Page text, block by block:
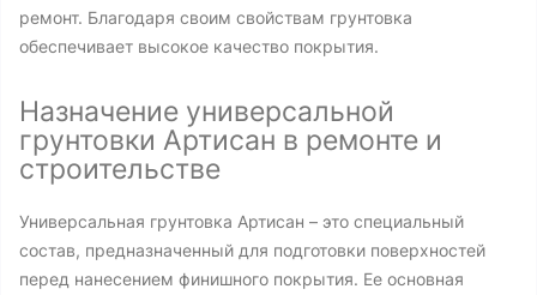
ремонт. Благодаря своим свойствам грунтовка
обеспечивает высокое качество покрытия.
Назначение универсальной
грунтовки Артисан в ремонте и
строительстве
Универсальная грунтовка Артисан – это специальный
состав, предназначенный для подготовки поверхностей
перед нанесением финишного покрытия. Ее основная